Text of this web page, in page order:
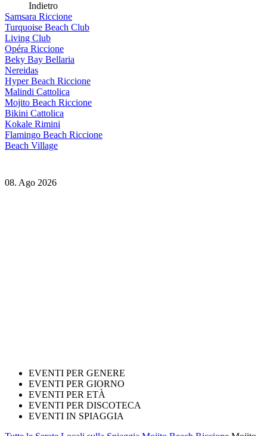
Indietro
Samsara Riccione
Turquoise Beach Club
Living Club
Opéra Riccione
Beky Bay Bellaria
Nereidas
Hyper Beach Riccione
Malindi Cattolica
Mojito Beach Riccione
Bikini Cattolica
Kokale Rimini
Flamingo Beach Riccione
Beach Village
08. Ago 2026
EVENTI PER GENERE
EVENTI PER GIORNO
EVENTI PER ETÀ
EVENTI PER DISCOTECA
EVENTI IN SPIAGGIA